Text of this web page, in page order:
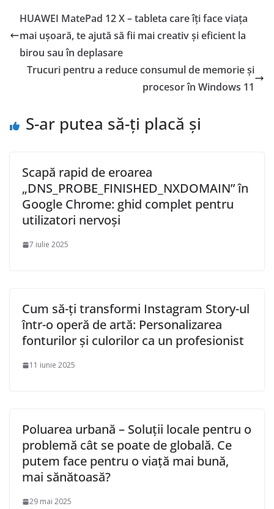
HUAWEI MatePad 12 X – tableta care îți face viața
mai ușoară, te ajută să fii mai creativ și eficient la
birou sau în deplasare
Trucuri pentru a reduce consumul de memorie și
procesor în Windows 11
S-ar putea să-ți placă și
Scapă rapid de eroarea
„DNS_PROBE_FINISHED_NXDOMAIN” în
Google Chrome: ghid complet pentru
utilizatori nervoși
7 iulie 2025
Cum să-ți transformi Instagram Story-ul
într-o operă de artă: Personalizarea
fonturilor și culorilor ca un profesionist
11 iunie 2025
Poluarea urbană – Soluții locale pentru o
problemă cât se poate de globală. Ce
putem face pentru o viață mai bună,
mai sănătoasă?
29 mai 2025